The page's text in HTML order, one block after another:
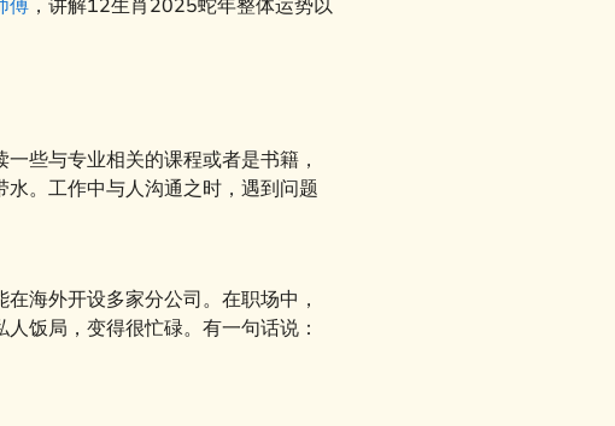
傅 ，讲解12生肖2025蛇年整体运势以
些与专业相关的课程或者是书籍，
。工作中与人沟通之时，遇到问题
海外开设多家分公司。在职场中，
饭局，变得很忙碌。有一句话说：